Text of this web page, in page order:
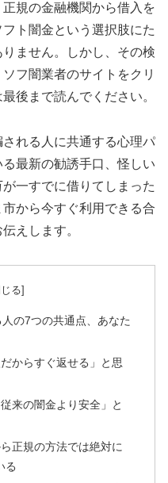
規の金融機関から借入を
ト闇金という選択肢にた
ません。しかし、その検
フ闇業者のサイトをクリ
後まで読んでください。
れる人に共通する心理パ
最新の勧誘手口、怪しい
一すでに借りてしまった
から今すぐ利用できる合
えします。
の7つの共通点、あなた
からすぐ返せる」と思
来の闇金より安全」と
正規の方法では絶対に
る